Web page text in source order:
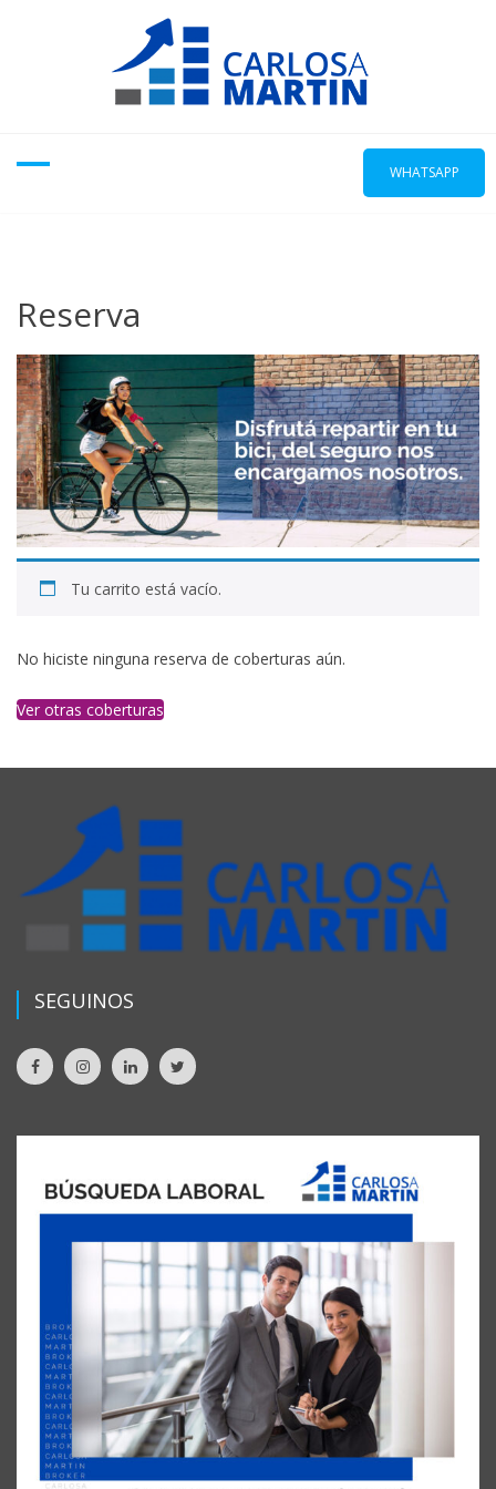
WHATSAPP
Reserva
Tu carrito está vacío.
No hiciste ninguna reserva de coberturas aún.
Ver otras coberturas
SEGUINOS